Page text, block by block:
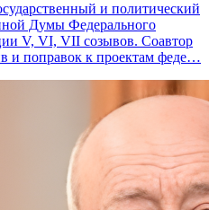
и политический
Думы Федерального
V, VI, VII созывов. Соавтор
и поправок к проектам феде…